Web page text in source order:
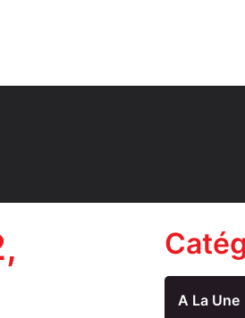
A La Une